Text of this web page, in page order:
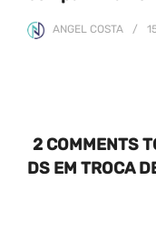
ANGEL COSTA
2 COMMENTS
DS EM TROCA